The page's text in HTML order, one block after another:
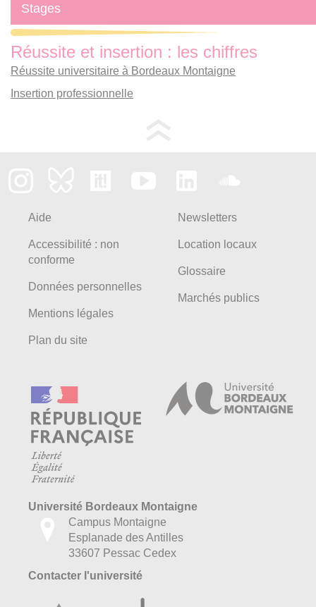
Stages
Réussite et insertion : les chiffres
Réussite universitaire à Bordeaux Montaigne
Insertion professionnelle
Aide
Accessibilité : non
conforme
Données personnelles
Mentions légales
Plan du site
Newsletters
Location locaux
Glossaire
Marchés publics
Université Bordeaux Montaigne
Campus Montaigne
Esplanade des Antilles
33607 Pessac Cedex
Contacter l'université